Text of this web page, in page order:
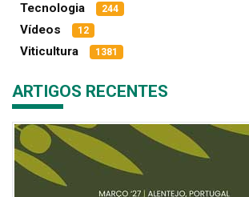
Tecnologia 244
Vídeos 12
Viticultura 1381
ARTIGOS RECENTES